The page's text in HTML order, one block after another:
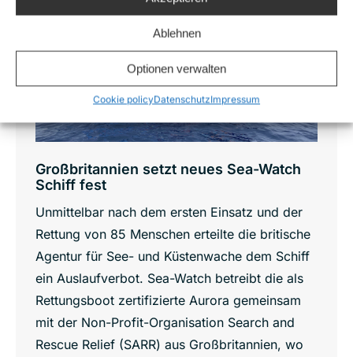
Ablehnen
Optionen verwalten
Cookie policyDatenschutzImpressum
Großbritannien setzt neues Sea-Watch
Schiff fest
Unmittelbar nach dem ersten Einsatz und der
Rettung von 85 Menschen erteilte die britische
Agentur für See- und Küstenwache dem Schiff
ein Auslaufverbot. Sea-Watch betreibt die als
Rettungsboot zertifizierte Aurora gemeinsam
mit der Non-Profit-Organisation Search and
Rescue Relief (SARR) aus Großbritannien, wo